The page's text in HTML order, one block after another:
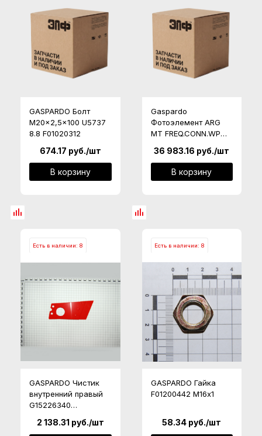
GASPARDO Болт
M20x2,5x100 U5737
8.8 F01020312
674.17 руб./шт
В корзину
Gaspardo
Фотоэлемент ARG
MT FREQ.CONN.WP
36 983.16 руб./шт
В корзину
Есть в наличии: 8
GASPARDO Чистик
внутренний правый
G15226340
2 138.31 руб./шт
Есть в наличии: 8
GASPARDO Гайка
F01200442 М16х1
58.34 руб./шт